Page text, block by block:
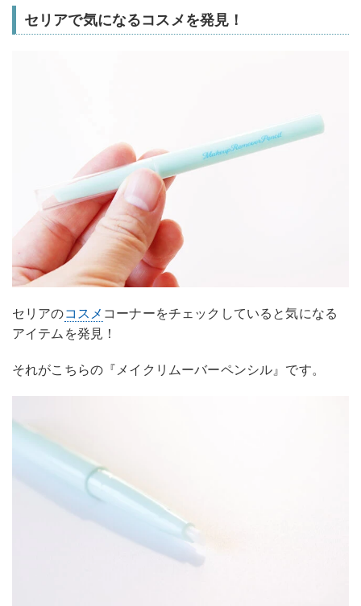
セリアで気になるコスメを発見！
セリアのコスメ コーナーをチェックしていると気になる
アイテムを発見！
それがこちらの『メイクリムーバーペンシル』です。